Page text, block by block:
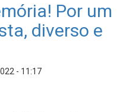
Por um
diverso e
- 11:17